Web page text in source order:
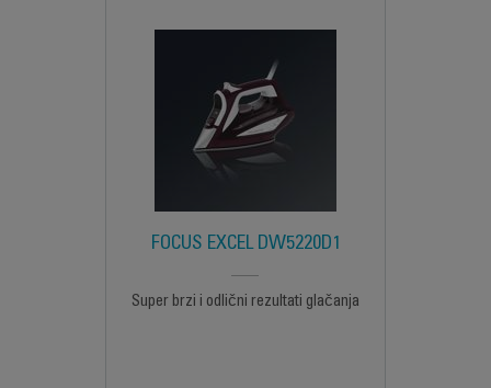
FOCUS EXCEL DW5220D1
Super brzi i odlični rezultati glačanja